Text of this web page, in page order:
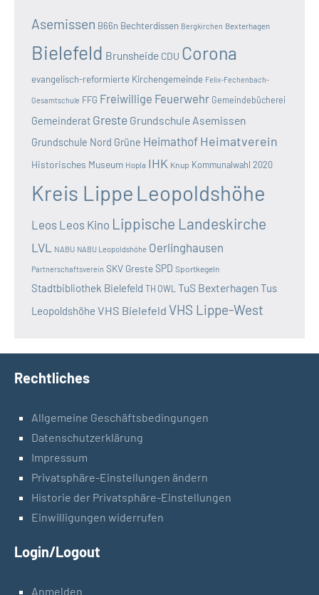
Asemissen B66n Bechterdissen Bergkirchen Bexterhagen
Bielefeld Brunsheide CDU Corona
evangelisch-reformierte Kirchengemeinde Felix-Fechenbach-
Gesamtschule FFG Freiwillige Feuerwehr Gemeindebücherei
Gemeinderat Greste Grundschule Asemissen
Grundschule Nord Grüne Heimathof Heimatverein
Historisches Museum Hopla IHK Knup Kommunalwahl 2020
Kreis Lippe Leopoldshöhe
Leos Leos Kino Lippische Landeskirche
LVL NABU NABU Leopoldshöhe Oerlinghausen
Partnerschaftsverein SKV GresteSPD Sportkegeln
Stadtbibliothek Bielefeld TH OWL TuS BexterhagenTus
Leopoldshöhe VHS Bielefeld VHS Lippe-West
Rechtliches
Allgemeine Geschäftsbedingungen
Datenschutzerklärung
Impressum
Privatsphäre-Einstellungen ändern
Historie der Privatsphäre-Einstellungen
Einwilligungen widerrufen
Login/Logout
Anmelden